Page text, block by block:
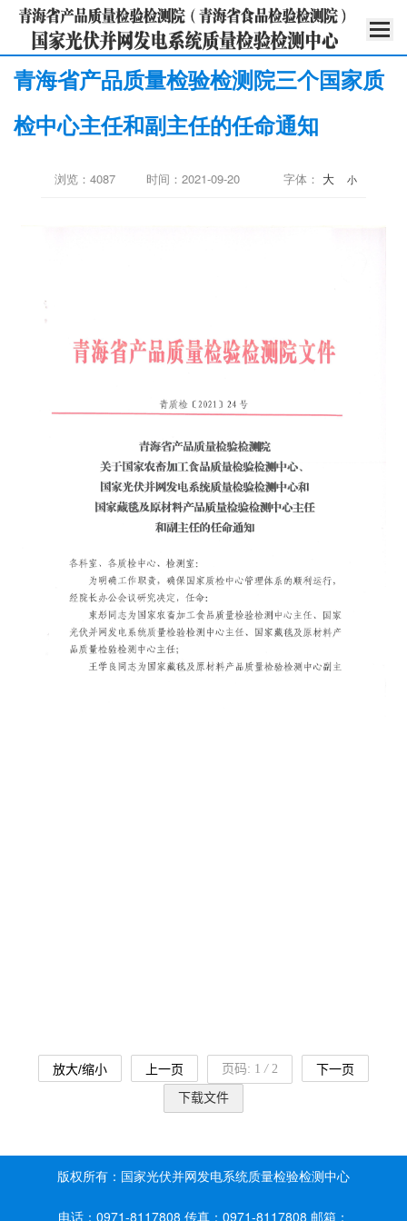
青海省产品质量检验检测院三个国家质
检中心主任和副主任的任命通知
浏览：4087 时间：2021-09-20 字体： 大 小
版权所有：国家光伏并网发电系统质量检验检测中心
电话：0971-8117808 传真：0971-8117808 邮箱：